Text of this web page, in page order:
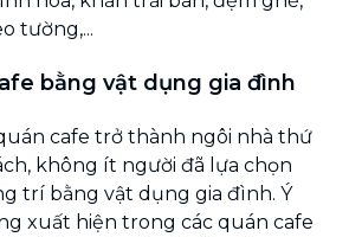
tường,...
bằng vật dụng gia đình
cafe trở thành ngôi nhà thứ
không ít người đã lựa chọn
trí bằng vật dụng gia đình. Ý
xuất hiện trong các quán cafe